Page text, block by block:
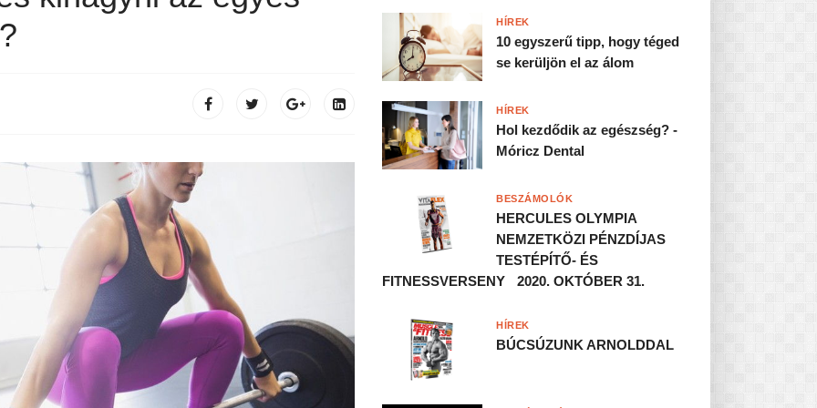
10 egyszerű tipp, hogy téged
se kerüljön el az álom
HÍREK
Hol kezdődik az egészség? -
Móricz Dental
HÍREK
HERCULES OLYMPIA
NEMZETKÖZI PÉNZDÍJAS
TESTÉPÍTŐ- ÉS
FITNESSVERSENY 2020. OKTÓBER 31.
BESZÁMOLÓK
BÚCSÚZUNK ARNOLDDAL
HÍREK